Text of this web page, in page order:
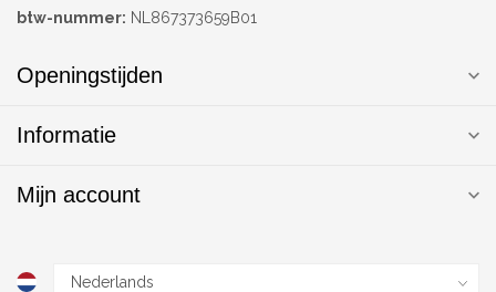
btw-nummer: NL867373659B01
Openingstijden
Informatie
Mijn account